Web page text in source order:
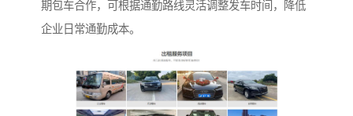
期包车合作，可根据通勤路线灵活调整发车时间，降低
企业日常通勤成本。